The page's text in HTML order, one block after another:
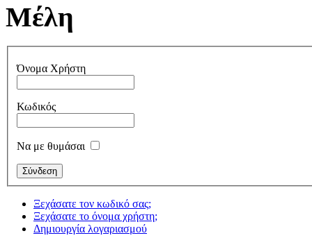
Μέλη
Όνομα Χρήστη
Κωδικός
Να με θυμάσαι
Ξεχάσατε τον κωδικό σας;
Ξεχάσατε το όνομα χρήστη;
Δημιουργία λογαριασμού